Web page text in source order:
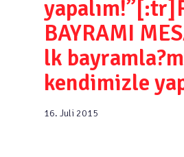
BAYRAMI
lk
kendimizle
16. Juli 2015